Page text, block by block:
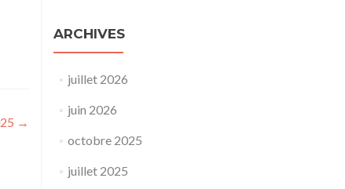
→
ARCHIVES
juillet 2026
juin 2026
octobre 2025
juillet 2025